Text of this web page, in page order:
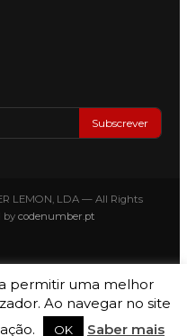
Subscrever
LEMON, LDA — All Rights
by codenumber.pt
permitir uma melhor
Ao navegar no site
OK Saber mais